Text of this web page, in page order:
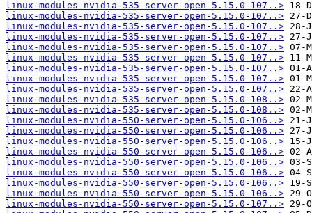
linux-modules-nvidia-535-server-open-5.15.0-107..>
linux-modules-nvidia-535-server-open-5.15.0-107..>
linux-modules-nvidia-535-server-open-5.15.0-107..>
linux-modules-nvidia-535-server-open-5.15.0-107..>
linux-modules-nvidia-535-server-open-5.15.0-107..>
linux-modules-nvidia-535-server-open-5.15.0-107..>
linux-modules-nvidia-535-server-open-5.15.0-107..>
linux-modules-nvidia-535-server-open-5.15.0-107..>
linux-modules-nvidia-535-server-open-5.15.0-107..>
linux-modules-nvidia-535-server-open-5.15.0-108..>
linux-modules-nvidia-535-server-open-5.15.0-108..>
linux-modules-nvidia-550-server-open-5.15.0-106..>
linux-modules-nvidia-550-server-open-5.15.0-106..>
linux-modules-nvidia-550-server-open-5.15.0-106..>
linux-modules-nvidia-550-server-open-5.15.0-106..>
linux-modules-nvidia-550-server-open-5.15.0-106..>
linux-modules-nvidia-550-server-open-5.15.0-106..>
linux-modules-nvidia-550-server-open-5.15.0-106..>
linux-modules-nvidia-550-server-open-5.15.0-106..>
linux-modules-nvidia-550-server-open-5.15.0-107..>